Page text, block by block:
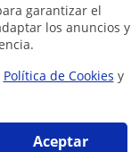
garantizar el
los anuncios y
Política de Cookies y
Aceptar